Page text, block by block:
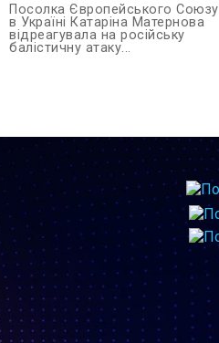
Посолка Європейського Союзу
в Україні Катаріна Матернова
відреагувала на російську
балістичну атаку...